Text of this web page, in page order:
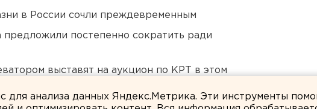
в России сочли преждевременным
предложили постепенно сократить ради
выставят на аукцион по КРТ в этом
для анализа данных Яндекс.Метрика. Эти инструменты